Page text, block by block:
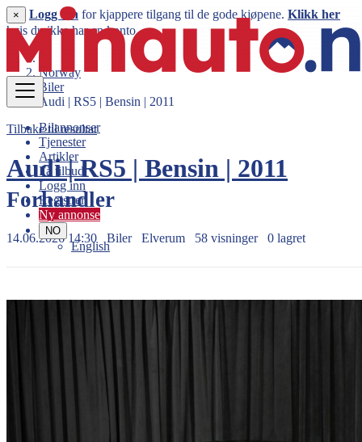
Bilannonser
Tjenester
Artikler
Få tilbud
Logg inn
Registrer
Ny annonse
NO
English
× Logg inn for kjappere tilgang til de gode kjøpene. Klikk her
hvis du ikke har en konto.
Norway
Biler
Audi | RS5 | Bensin | 2011
Tilbake til resultat
Audi | RS5 | Bensin | 2011
Forhandler
14.06.2026 14:30 Biler Elverum 58 visninger 0 lagret